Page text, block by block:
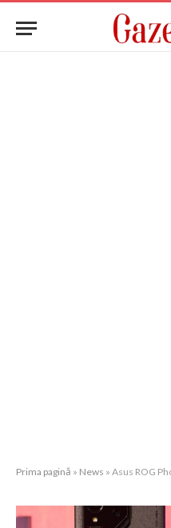
Prima pagină » News » Asus ROG Phone 9 –